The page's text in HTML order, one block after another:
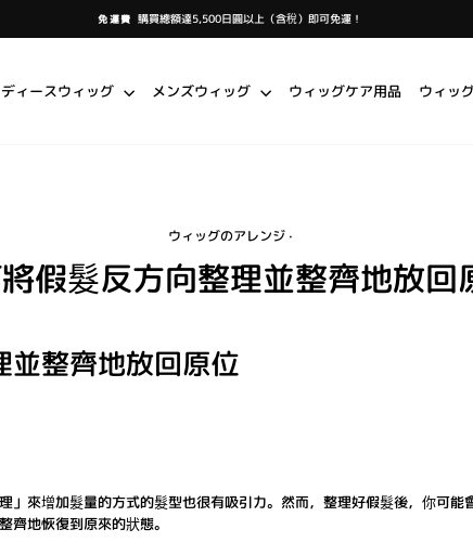
暫
放
免運費 購買總額達5,500日圓以上（含稅）即可免運！
ィースウィッグ メンズウィッグ ウィッグケア用品 ウィッ
ウィッグのアレンジ·
假髮反方向整理並整齊地放回
並整齊地放回原位
」來增加髮量的方式的髮型也很有吸引力。然而，整理好假髮後，你可
齊地恢復到原來的狀態。